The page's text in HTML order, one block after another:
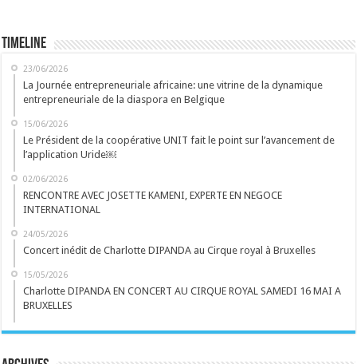
Timeline
23/06/2026
La Journée entrepreneuriale africaine: une vitrine de la dynamique
entrepreneuriale de la diaspora en Belgique
15/06/2026
Le Président de la coopérative UNIT fait le point sur l’avancement de
l’application Uride￼
02/06/2026
RENCONTRE AVEC JOSETTE KAMENI, EXPERTE EN NEGOCE
INTERNATIONAL
24/05/2026
Concert inédit de Charlotte DIPANDA au Cirque royal à Bruxelles
15/05/2026
Charlotte DIPANDA EN CONCERT AU CIRQUE ROYAL SAMEDI 16 MAI A
BRUXELLES